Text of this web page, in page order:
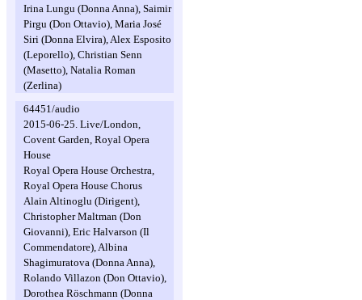
Irina Lungu (Donna Anna), Saimir
Pirgu (Don Ottavio), Maria José
Siri (Donna Elvira), Alex Esposito
(Leporello), Christian Senn
(Masetto), Natalia Roman
(Zerlina)
64451/audio
2015-06-25. Live/London,
Covent Garden, Royal Opera
House
Royal Opera House Orchestra,
Royal Opera House Chorus
Alain Altinoglu (Dirigent),
Christopher Maltman (Don
Giovanni), Eric Halvarson (Il
Commendatore), Albina
Shagimuratova (Donna Anna),
Rolando Villazon (Don Ottavio),
Dorothea Röschmann (Donna